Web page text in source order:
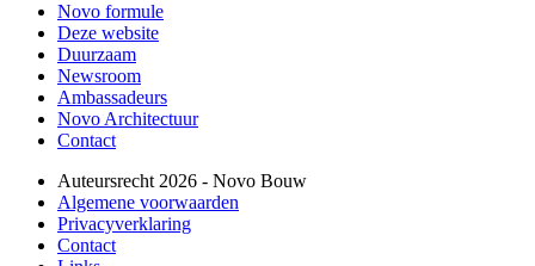
Novo formule
Deze website
Duurzaam
Newsroom
Ambassadeurs
Novo Architectuur
Contact
Auteursrecht 2026 - Novo Bouw
Algemene voorwaarden
Privacyverklaring
Contact